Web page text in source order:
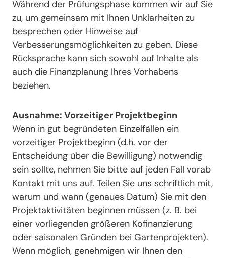
Während der Prüfungsphase kommen wir auf Sie
zu, um gemeinsam mit Ihnen Unklarheiten zu
besprechen oder Hinweise auf
Verbesserungsmöglichkeiten zu geben. Diese
Rücksprache kann sich sowohl auf Inhalte als
auch die Finanzplanung Ihres Vorhabens
beziehen.
Ausnahme: Vorzeitiger Projektbeginn
Wenn in gut begründeten Einzelfällen ein
vorzeitiger Projektbeginn (d.h. vor der
Entscheidung über die Bewilligung) notwendig
sein sollte, nehmen Sie bitte auf jeden Fall vorab
Kontakt mit uns auf. Teilen Sie uns schriftlich mit,
warum und wann (genaues Datum) Sie mit den
Projektaktivitäten beginnen müssen (z. B. bei
einer vorliegenden größeren Kofinanzierung
oder saisonalen Gründen bei Gartenprojekten).
Wenn möglich, genehmigen wir Ihnen den